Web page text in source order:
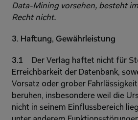
Data-Mining vorsehen, besteht
Recht nicht.
3. Haftung, Gewährleistung
3.1
Der Verlag haftet nicht für
Erreichbarkeit der Datenbank,
Vorsatz oder grober
beruhen, insbesondere weil die
nicht in seinem Einflussbereich